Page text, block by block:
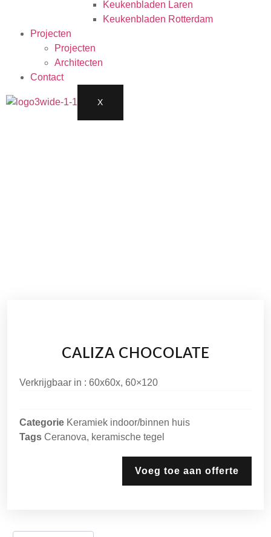
Keukenbladen Laren
Keukenbladen Rotterdam
Projecten
Projecten
Architecten
Contact
X
CALIZA CHOCOLATE
Verkrijgbaar in : 60x60x, 60×120
Categorie Keramiek indoor/binnen huis
Tags Ceranova, keramische tegel
Voeg toe aan offerte